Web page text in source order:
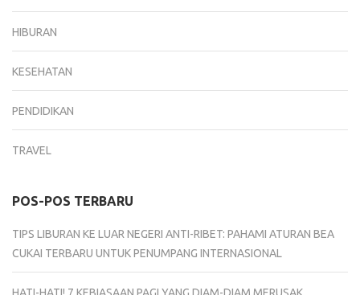
HIBURAN
KESEHATAN
PENDIDIKAN
TRAVEL
POS-POS TERBARU
TIPS LIBURAN KE LUAR NEGERI ANTI-RIBET: PAHAMI ATURAN BEA
CUKAI TERBARU UNTUK PENUMPANG INTERNASIONAL
HATI-HATI! 7 KEBIASAAN PAGI YANG DIAM-DIAM MERUSAK